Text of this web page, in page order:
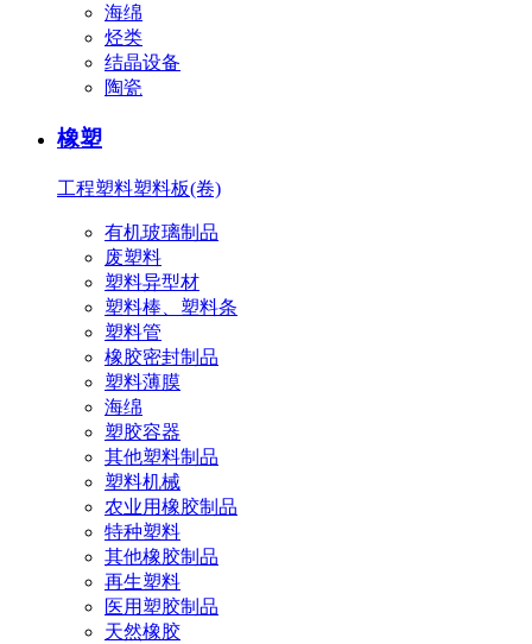
海绵
烃类
结晶设备
陶瓷
橡塑
工程塑料塑料板(卷)
有机玻璃制品
废塑料
塑料异型材
塑料棒、塑料条
塑料管
橡胶密封制品
塑料薄膜
海绵
塑胶容器
其他塑料制品
塑料机械
农业用橡胶制品
特种塑料
其他橡胶制品
再生塑料
医用塑胶制品
天然橡胶